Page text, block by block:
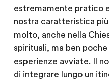
estremamente pratico
nostra caratteristica
molto, anche nella
spirituali, ma ben
esperienze avviate. Il
di integrare lungo un